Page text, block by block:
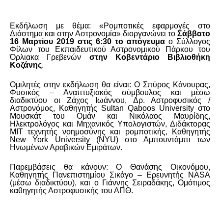
Εκδήλωση με θέμα: «Ρομποτικές εφαρμογές στο
Διάστημα και στην Αστρονομία» διοργανώνει το Σάββατο
16 Μαρτίου 2019 στις 6:30 το απόγευμα ο Σύλλογος
Φίλων του Εκπαιδευτικού Αστρονομικού Πάρκου του
Όρλιακα Γρεβενών στην Κοβεντάριο Βιβλιοθήκη
Κοζάνης.
Ομιλητές στην εκδήλωση θα είναι: O Σπύρος Κάνουρας,
Φυσικός – Αναπτυξιακός σύμβουλος και μέσω
διαδικτύου οι Ζάχος Ιωάννου, Δρ. Αστροφυσικός /
Αστρονόμος, Καθηγητής Sultan Qaboos University στο
Μουσκάτ του Ομάν και Νικόλαος Μαυρίδης,
Ηλεκτρολόγος και Μηχανικός Υπολογιστών, Διδάκτορας
ΜΙΤ τεχνητής νοημοσύνης και ρομποτικής, Καθηγητής
New York University (NYU) στο Αμπουντάμπι των
Ηνωμένων Αραβικών Εμιράτων.
Παρεμβάσεις θα κάνουν: O Θανάσης Οικονόμου,
Καθηγητής Πανεπιστημίου Σικάγο – Ερευνητής NASA
(μέσω διαδικτύου), και ο Γιάννης Σειραδάκης, Ομότιμος
καθηγητής Αστροφυσικής του ΑΠΘ.